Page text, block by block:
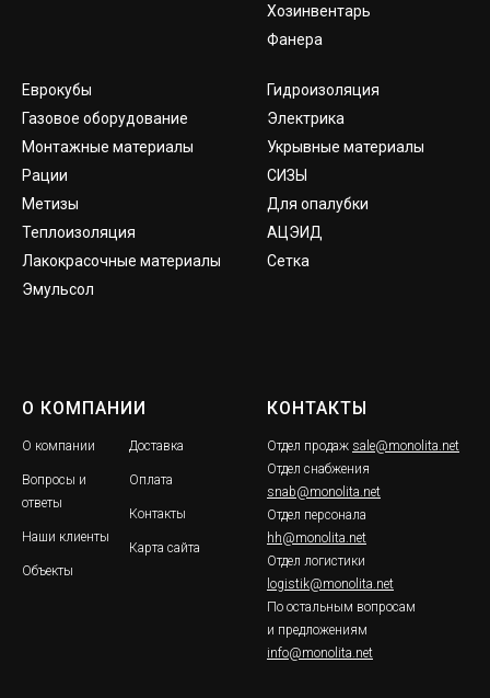
Хозинвентарь
Фанера
Еврокубы
Газовое оборудование
Монтажные материалы
Рации
Метизы
Теплоизоляция
Лакокрасочные материалы
Эмульсол
Гидроизоляция
Электрика
Укрывные материалы
СИЗЫ
Для опалубки
АЦЭИД
Сетка
О КОМПАНИИ
О компании
Вопросы и
ответы
Наши клиенты
Объекты
Доставка
Оплата
Контакты
Карта сайта
КОНТАКТЫ
Отдел продаж sale@monolita.net
Отдел снабжения
snab@monolita.net
Отдел персонала
hh@monolita.net
Отдел логистики
logistik@monolita.net
По остальным вопросам
и предложениям
info@monolita.net